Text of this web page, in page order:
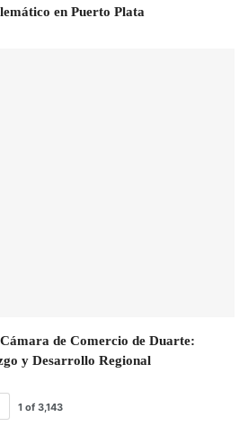
en Puerto Plata
de Comercio de Duarte:
y Desarrollo Regional
1 of 3,143